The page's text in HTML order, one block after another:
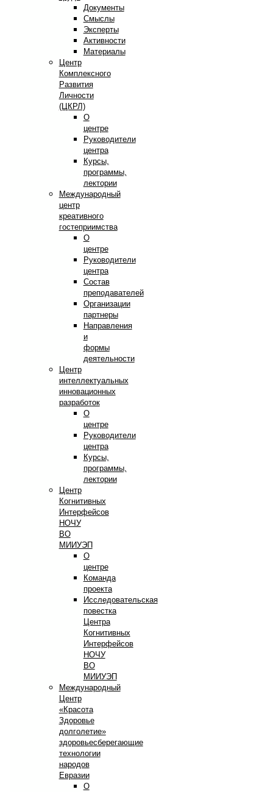
Документы
Смыслы
Эксперты
Активности
Материалы
Центр
Комплексного
Развития
Личности
(ЦКРЛ)
О
центре
Руководители
центра
Курсы,
программы,
лектории
Международный
центр
креативного
гостеприимства
О
центре
Руководители
центра
Состав
преподавателей
Организации
партнеры
Направления
и
формы
деятельности
Центр
интеллектуальных
инновационных
разработок
О
центре
Руководители
центра
Курсы,
программы,
лектории
Центр
Когнитивных
Интерфейсов
НОЧУ
ВО
МИИУЭП
О
центре
Команда
проекта
Исследовательская
повестка
Центра
Когнитивных
Интерфейсов
НОЧУ
ВО
МИИУЭП
Международный
Центр
«Красота
Здоровье
долголетие»
здоровьесберегающие
технологии
народов
Евразии
О